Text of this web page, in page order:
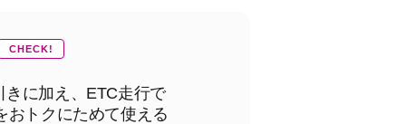
CHECK!
きに加え、ETC走行で
おトクにためて使える